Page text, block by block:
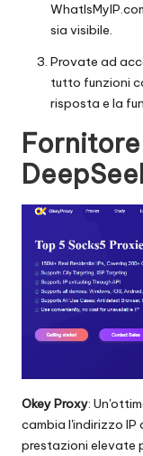
sia visibile.
Provate ad
tutto funzioni
risposta e la
Okey Proxy:
cambia l'indirizzo
prestazioni elevate